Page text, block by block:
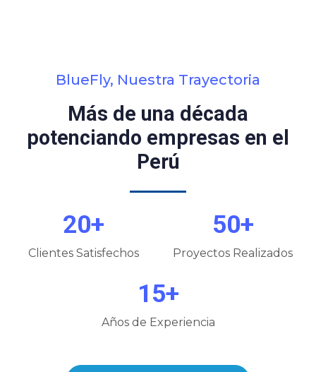
BlueFly, Nuestra Trayectoria
Más de una década
potenciando empresas en el
Perú
20+
Clientes Satisfechos
50+
Proyectos Realizados
15+
Años de Experiencia